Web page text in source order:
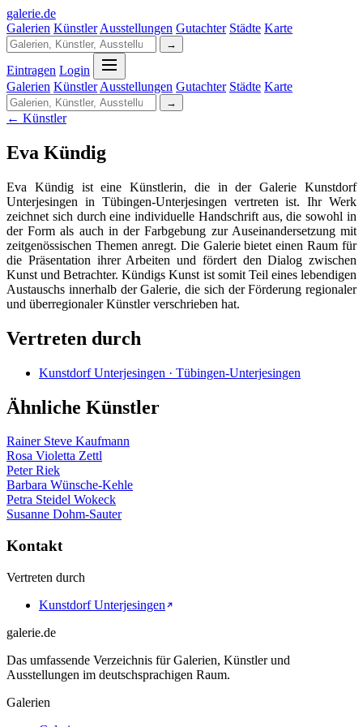
galerie.de
Galerien Künstler Ausstellungen Gutachter Städte Karte
→
Eintragen Login
Galerien Künstler Ausstellungen Gutachter Städte Karte
→
← Künstler
Eva Kündig
Eva Kündig ist eine Künstlerin, die in der Galerie Kunstdorf
Unterjesingen in Tübingen-Unterjesingen vertreten ist. Ihr Werk
zeichnet sich durch eine individuelle Handschrift aus, die sowohl in
der Form als auch in der Farbgebung zur Auseinandersetzung mit
zeitgenössischen Themen anregt. Die Galerie bietet einen Raum für
die Präsentation ihrer Arbeiten und fördert den Dialog zwischen
Kunst und Betrachter. Kündigs Kunst ist somit Teil eines lebendigen
Austauschs innerhalb der Galerie, die sich der Förderung regionaler
und überregionaler Künstler verschrieben hat.
Vertreten durch
Kunstdorf Unterjesingen · Tübingen-Unterjesingen
Ähnliche Künstler
Rainer Steve Kaufmann
Rosa Violetta Zettl
Peter Riek
Barbara Wünsche-Kehle
Petra Steidel Wokeck
Susanne Dohm-Sauter
Kontakt
Vertreten durch
Kunstdorf Unterjesingen
galerie.de
Das umfassende Verzeichnis für Galerien, Künstler und
Ausstellungen im deutschsprachigen Raum.
Galerien